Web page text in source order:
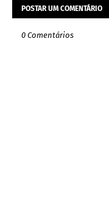
POSTAR UM COMENTÁRIO
0 Comentários